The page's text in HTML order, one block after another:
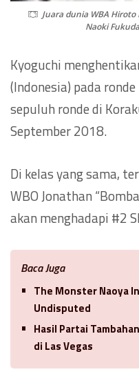
Juara dunia WBA Hiroto
Naoki
Kyoguchi
(Indonesia) pada
sepuluh ronde di
September 2018.
Di kelas yang sama,
WBO Jonathan
akan menghadapi #2
Baca Juga
The Monster Naoya
Undisputed
Hasil Partai
di Las Vegas